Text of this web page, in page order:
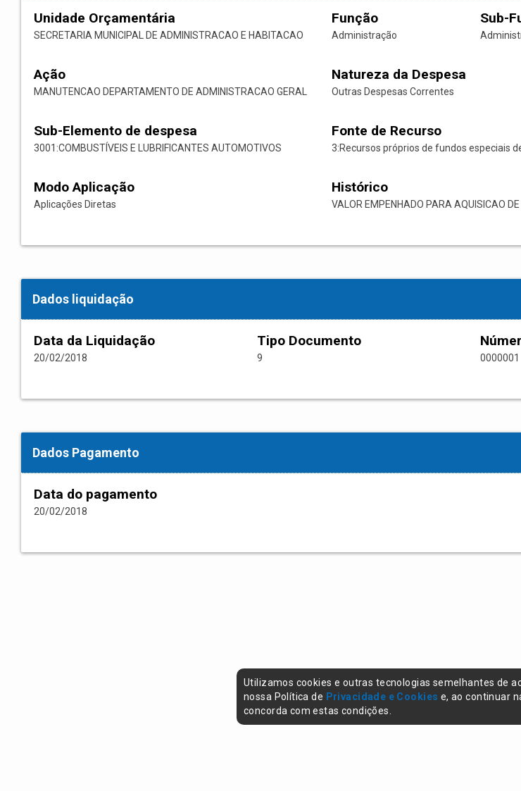
Unidade Orçamentária
SECRETARIA MUNICIPAL DE ADMINISTRACAO E HABITACAO
Função
Administração
Sub-
Ação
MANUTENCAO DEPARTAMENTO DE ADMINISTRACAO GERAL
Natureza da Despesa
Outras Despesas Correntes
Sub-Elemento de despesa
3001:COMBUSTÍVEIS E LUBRIFICANTES AUTOMOTIVOS
Fonte de Recurso
3:Recursos próprios de fundos especiais
Modo Aplicação
Aplicações Diretas
Histórico
VALOR EMPENHADO PARA AQUISICAO
Dados liquidação
Data da Liquidação
20/02/2018
Tipo Documento
9 0000001
Dados Pagamento
Data do pagamento
20/02/2018
Utilizamos cookies e outras tecnologias semelhantes de
nossa Política de Privacidade e Cookies e, ao continuar
concorda com estas condições.